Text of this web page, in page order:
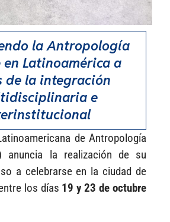
la Antropología
en Latinoamérica a
de la integración
e
de Antropología
anuncia la realización de su
a celebrarse en la ciudad de
los días 19 y 23 de octubre